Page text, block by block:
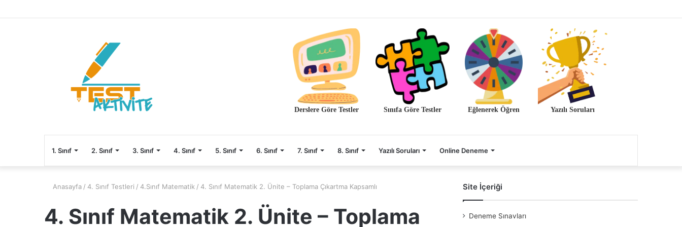
Derslere Göre Testler Sınıfa Göre Testler Eğlenerek Öğren Yazılı Soruları
1. Sınıf 2. Sınıf 3. Sınıf 4. Sınıf 5. Sınıf 6. Sınıf 7. Sınıf 8. Sınıf Yazılı Soruları Online Deneme
Anasayfa / 4. Sınıf Testleri / 4.Sınıf Matematik / 4. Sınıf Matematik 2. Ünite – Toplama Çıkartma Kapsamlı
4. Sınıf Matematik 2. Ünite – Toplama
Site İçeriği
Deneme Sınavları